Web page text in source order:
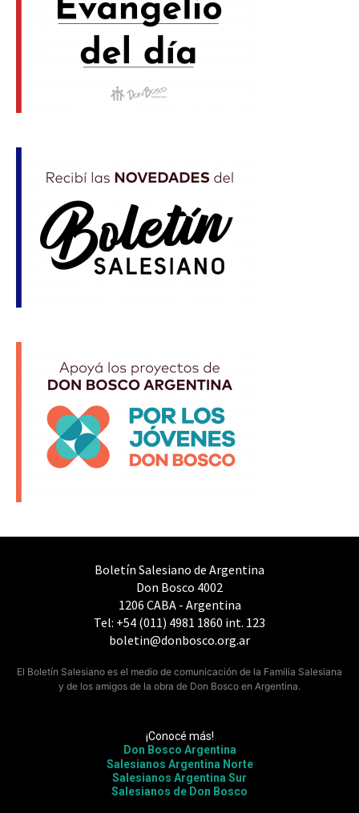
Boletín Salesiano de Argentina
Don Bosco 4002
1206 CABA - Argentina
Tel: +54 (011) 4981 1860 int. 123
boletin@donbosco.org.ar
El Boletín Salesiano es el medio de comunicación de la Familia Salesiana
y de los amigos de la obra de Don Bosco en Argentina.
¡Conocé más!
Don Bosco Argentina
Salesianos Argentina Norte
Salesianos Argentina Sur
Salesianos de Don Bosco